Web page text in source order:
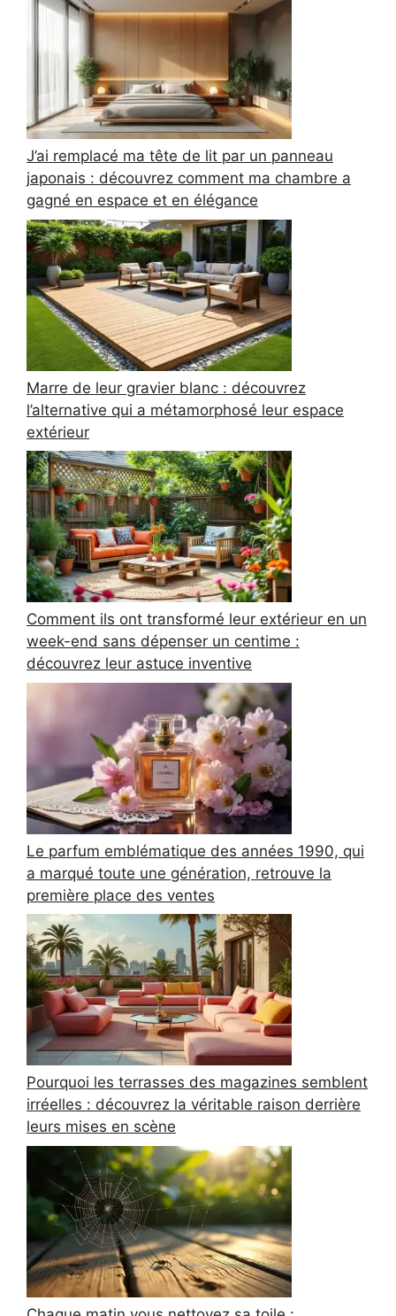
J’ai remplacé ma tête de lit par un panneau
japonais : découvrez comment ma chambre a
gagné en espace et en élégance
Marre de leur gravier blanc : découvrez
l’alternative qui a métamorphosé leur espace
extérieur
Comment ils ont transformé leur extérieur en un
week-end sans dépenser un centime :
découvrez leur astuce inventive
Le parfum emblématique des années 1990, qui
a marqué toute une génération, retrouve la
première place des ventes
Pourquoi les terrasses des magazines semblent
irréelles : découvrez la véritable raison derrière
leurs mises en scène